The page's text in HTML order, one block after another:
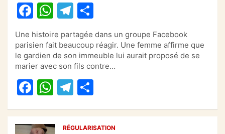
F
a
c
e
b
o
o
k
W
at
s
A
p
p
T
el
e
gr
a
m
ar
ta
g
er
Une histoire partagée dans un groupe Facebook
parisien fait beaucoup réagir. Une femme affirme que
le gardien de son immeuble lui aurait proposé de se
marier avec son fils contre…
F
c
W
at
T
RÉGULARISATION